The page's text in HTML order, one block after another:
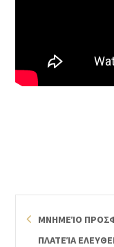
ΜΝΗΜΕΊΟ
ΠΛΑΤΕΊΑ